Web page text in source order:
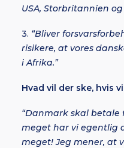
USA, Storbritannien
3. “Bliver
risikere, at vores
i Afrika.”
Hvad vil der ske, hvis
“Danmark skal betale
meget har vi egentlig
meget! Jeg mener, at